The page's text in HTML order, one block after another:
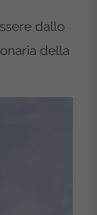
dallo
della